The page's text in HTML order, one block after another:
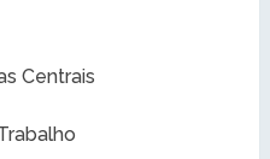
Centrais